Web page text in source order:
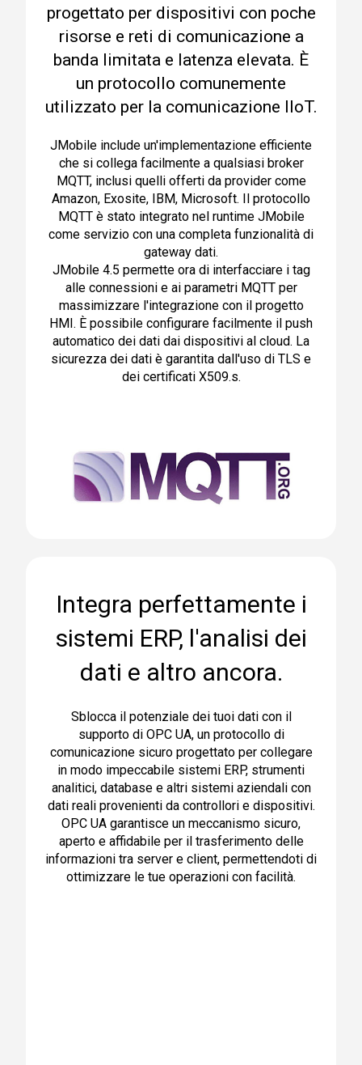
progettato per dispositivi con poche
risorse e reti di comunicazione a
banda limitata e latenza elevata. È
un protocollo comunemente
utilizzato per la comunicazione IIoT.
JMobile include un'implementazione efficiente
che si collega facilmente a qualsiasi broker
MQTT, inclusi quelli offerti da provider come
Amazon, Exosite, IBM, Microsoft. Il protocollo
MQTT è stato integrato nel runtime JMobile
come servizio con una completa funzionalità di
gateway dati.
JMobile 4.5 permette ora di interfacciare i tag
alle connessioni e ai parametri MQTT per
massimizzare l'integrazione con il progetto
HMI. È possibile configurare facilmente il push
automatico dei dati dai dispositivi al cloud. La
sicurezza dei dati è garantita dall'uso di TLS e
dei certificati X509.s.
Integra perfettamente i
sistemi ERP, l'analisi dei
dati e altro ancora.
Sblocca il potenziale dei tuoi dati con il
supporto di OPC UA, un protocollo di
comunicazione sicuro progettato per collegare
in modo impeccabile sistemi ERP, strumenti
analitici, database e altri sistemi aziendali con
dati reali provenienti da controllori e dispositivi.
OPC UA garantisce un meccanismo sicuro,
aperto e affidabile per il trasferimento delle
informazioni tra server e client, permettendoti di
ottimizzare le tue operazioni con facilità.